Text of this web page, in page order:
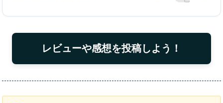
レビューや感想を投稿しよう！